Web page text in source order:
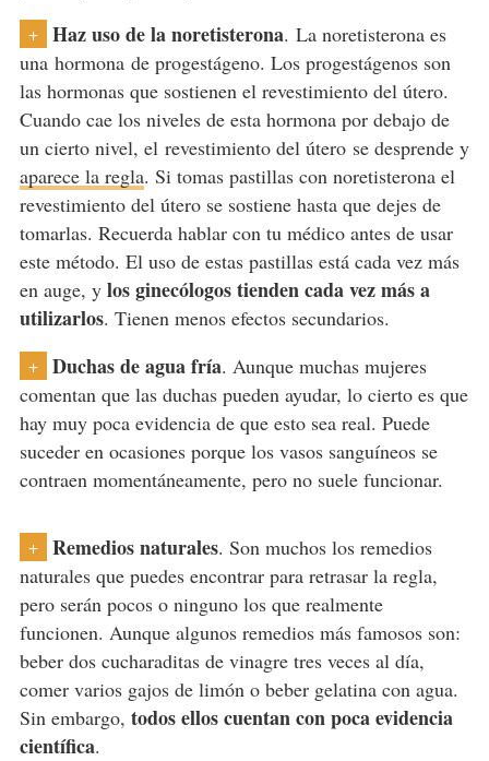
+ Haz uso de la noretisterona. La noretisterona es
una hormona de progestágeno. Los progestágenos son
las hormonas que sostienen el revestimiento del útero.
Cuando cae los niveles de esta hormona por debajo de
un cierto nivel, el revestimiento del útero se desprende y
aparece la regla. Si tomas pastillas con noretisterona el
revestimiento del útero se sostiene hasta que dejes de
tomarlas. Recuerda hablar con tu médico antes de usar
este método. El uso de estas pastillas está cada vez más
en auge, y los ginecólogos tienden cada vez más a
utilizarlos. Tienen menos efectos secundarios.
+ Duchas de agua fría. Aunque muchas mujeres
comentan que las duchas pueden ayudar, lo cierto es que
hay muy poca evidencia de que esto sea real. Puede
suceder en ocasiones porque los vasos sanguíneos se
contraen momentáneamente, pero no suele funcionar.
+ Remedios naturales. Son muchos los remedios
naturales que puedes encontrar para retrasar la regla,
pero serán pocos o ninguno los que realmente
funcionen. Aunque algunos remedios más famosos son:
beber dos cucharaditas de vinagre tres veces al día,
comer varios gajos de limón o beber gelatina con agua.
Sin embargo, todos ellos cuentan con poca evidencia
científica.